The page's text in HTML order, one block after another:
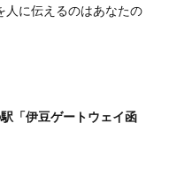
人に伝えるのはあなたの
「伊豆ゲートウェイ函